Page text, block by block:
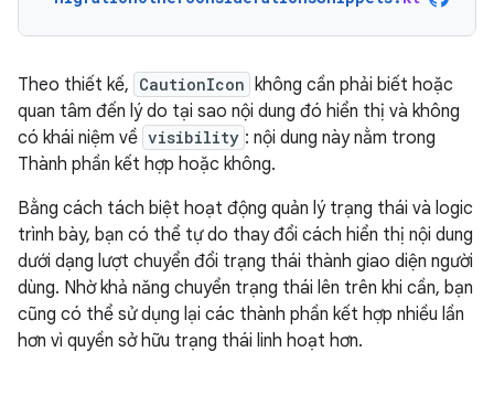
Theo thiết kế, CautionIcon không cần phải biết hoặc
quan tâm đến lý do tại sao nội dung đó hiển thị và không
có khái niệm về visibility : nội dung này nằm trong
Thành phần kết hợp hoặc không.
Bằng cách tách biệt hoạt động quản lý trạng thái và logic
trình bày, bạn có thể tự do thay đổi cách hiển thị nội dung
dưới dạng lượt chuyển đổi trạng thái thành giao diện người
dùng. Nhờ khả năng chuyển trạng thái lên trên khi cần, bạn
cũng có thể sử dụng lại các thành phần kết hợp nhiều lần
hơn vì quyền sở hữu trạng thái linh hoạt hơn.